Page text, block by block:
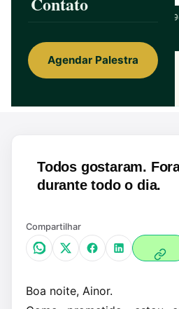
47 9
Ainor Lotério
Agendar Palestra
Todos gostaram.
durante todo o dia.
Compartilhar
Boa noite, Ainor.